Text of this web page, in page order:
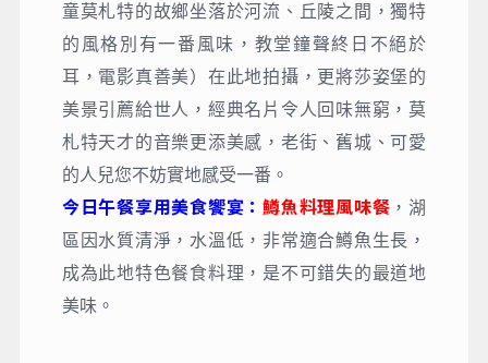
童莫札特的故鄉坐落於河流、丘陵之間，獨特
的風格別有一番風味，教堂鐘聲終日不絕於
耳，電影真善美）在此地拍攝，更將莎姿堡的
美景引薦給世人，經典名片令人回味無窮，莫
札特天才的音樂更添美感，老街、舊城、可愛
的人兒您不妨實地感受一番。
今日午餐享用美食饗宴：鱒魚料理風味餐 ，湖
區因水質清淨，水溫低，非常適合鱒魚生長，
成為此地特色餐食料理，是不可錯失的最道地
美味。